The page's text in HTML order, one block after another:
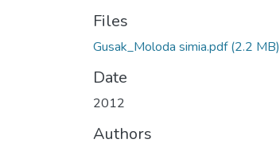
Files
Gusak_Moloda simia.pdf(2.2 MB)
Date
2012
Authors